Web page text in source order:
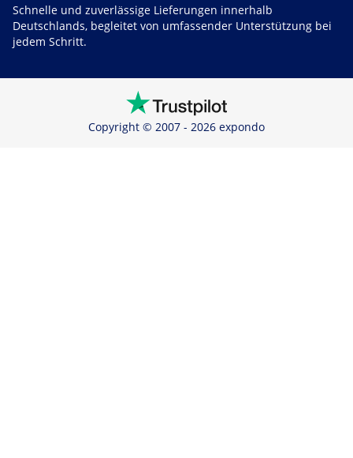
Schnelle und zuverlässige Lieferungen innerhalb
Deutschlands, begleitet von umfassender Unterstützung bei
jedem Schritt.
Copyright © 2007 - 2026 expondo